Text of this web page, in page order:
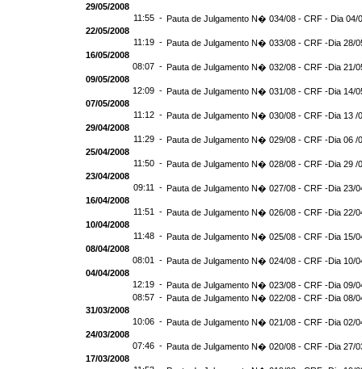
29/05/2008
11:55 - Pauta de Julgamento N� 034/08 - CRF - Dia 04/
22/05/2008
11:19 - Pauta de Julgamento N� 033/08 - CRF -Dia 28/
16/05/2008
08:07 - Pauta de Julgamento N� 032/08 - CRF -Dia 21/
09/05/2008
12:09 - Pauta de Julgamento N� 031/08 - CRF -Dia 14/
07/05/2008
11:12 - Pauta de Julgamento N� 030/08 - CRF -Dia 13 /
29/04/2008
11:29 - Pauta de Julgamento N� 029/08 - CRF -Dia 06 /
25/04/2008
11:50 - Pauta de Julgamento N� 028/08 - CRF -Dia 29 /
23/04/2008
09:11 - Pauta de Julgamento N� 027/08 - CRF -Dia 23/
16/04/2008
11:51 - Pauta de Julgamento N� 026/08 - CRF -Dia 22/
10/04/2008
11:48 - Pauta de Julgamento N� 025/08 - CRF -Dia 15/
08/04/2008
08:01 - Pauta de Julgamento N� 024/08 - CRF -Dia 10/
04/04/2008
12:19 - Pauta de Julgamento N� 023/08 - CRF -Dia 09/
08:57 - Pauta de Julgamento N� 022/08 - CRF -Dia 08/
31/03/2008
10:06 - Pauta de Julgamento N� 021/08 - CRF -Dia 02/
24/03/2008
07:46 - Pauta de Julgamento N� 020/08 - CRF -Dia 27/
17/03/2008